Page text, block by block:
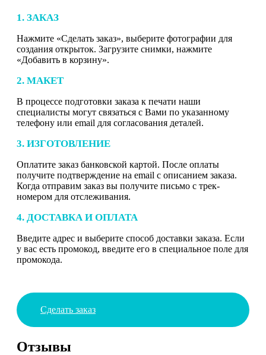
1. ЗАКАЗ
Нажмите «Сделать заказ», выберите фотографии для
создания открыток. Загрузите снимки, нажмите
«Добавить в корзину».
2. МАКЕТ
В процессе подготовки заказа к печати наши
специалисты могут связаться с Вами по указанному
телефону или email для согласования деталей.
3. ИЗГОТОВЛЕНИЕ
Оплатите заказ банковской картой. После оплаты
получите подтверждение на email с описанием заказа.
Когда отправим заказ вы получите письмо с трек-
номером для отслеживания.
4. ДОСТАВКА И ОПЛАТА
Введите адрес и выберите способ доставки заказа. Если
у вас есть промокод, введите его в специальное поле для
промокода.
Сделать заказ
Отзывы